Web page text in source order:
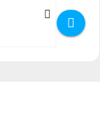
Tanga y Calva
-